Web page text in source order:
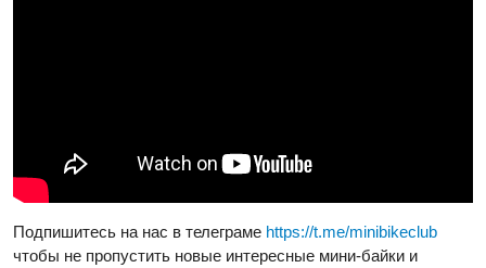
Подпишитесь на нас в телеграме https://t.me/minibikeclub
чтобы не пропустить новые интересные мини-байки и